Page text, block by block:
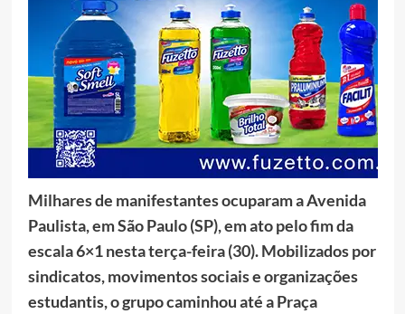
Milhares de manifestantes ocuparam a Avenida
Paulista, em São Paulo (SP), em ato pelo fim da
escala 6×1 nesta terça-feira (30). Mobilizados por
sindicatos, movimentos sociais e organizações
estudantis, o grupo caminhou até a Praça